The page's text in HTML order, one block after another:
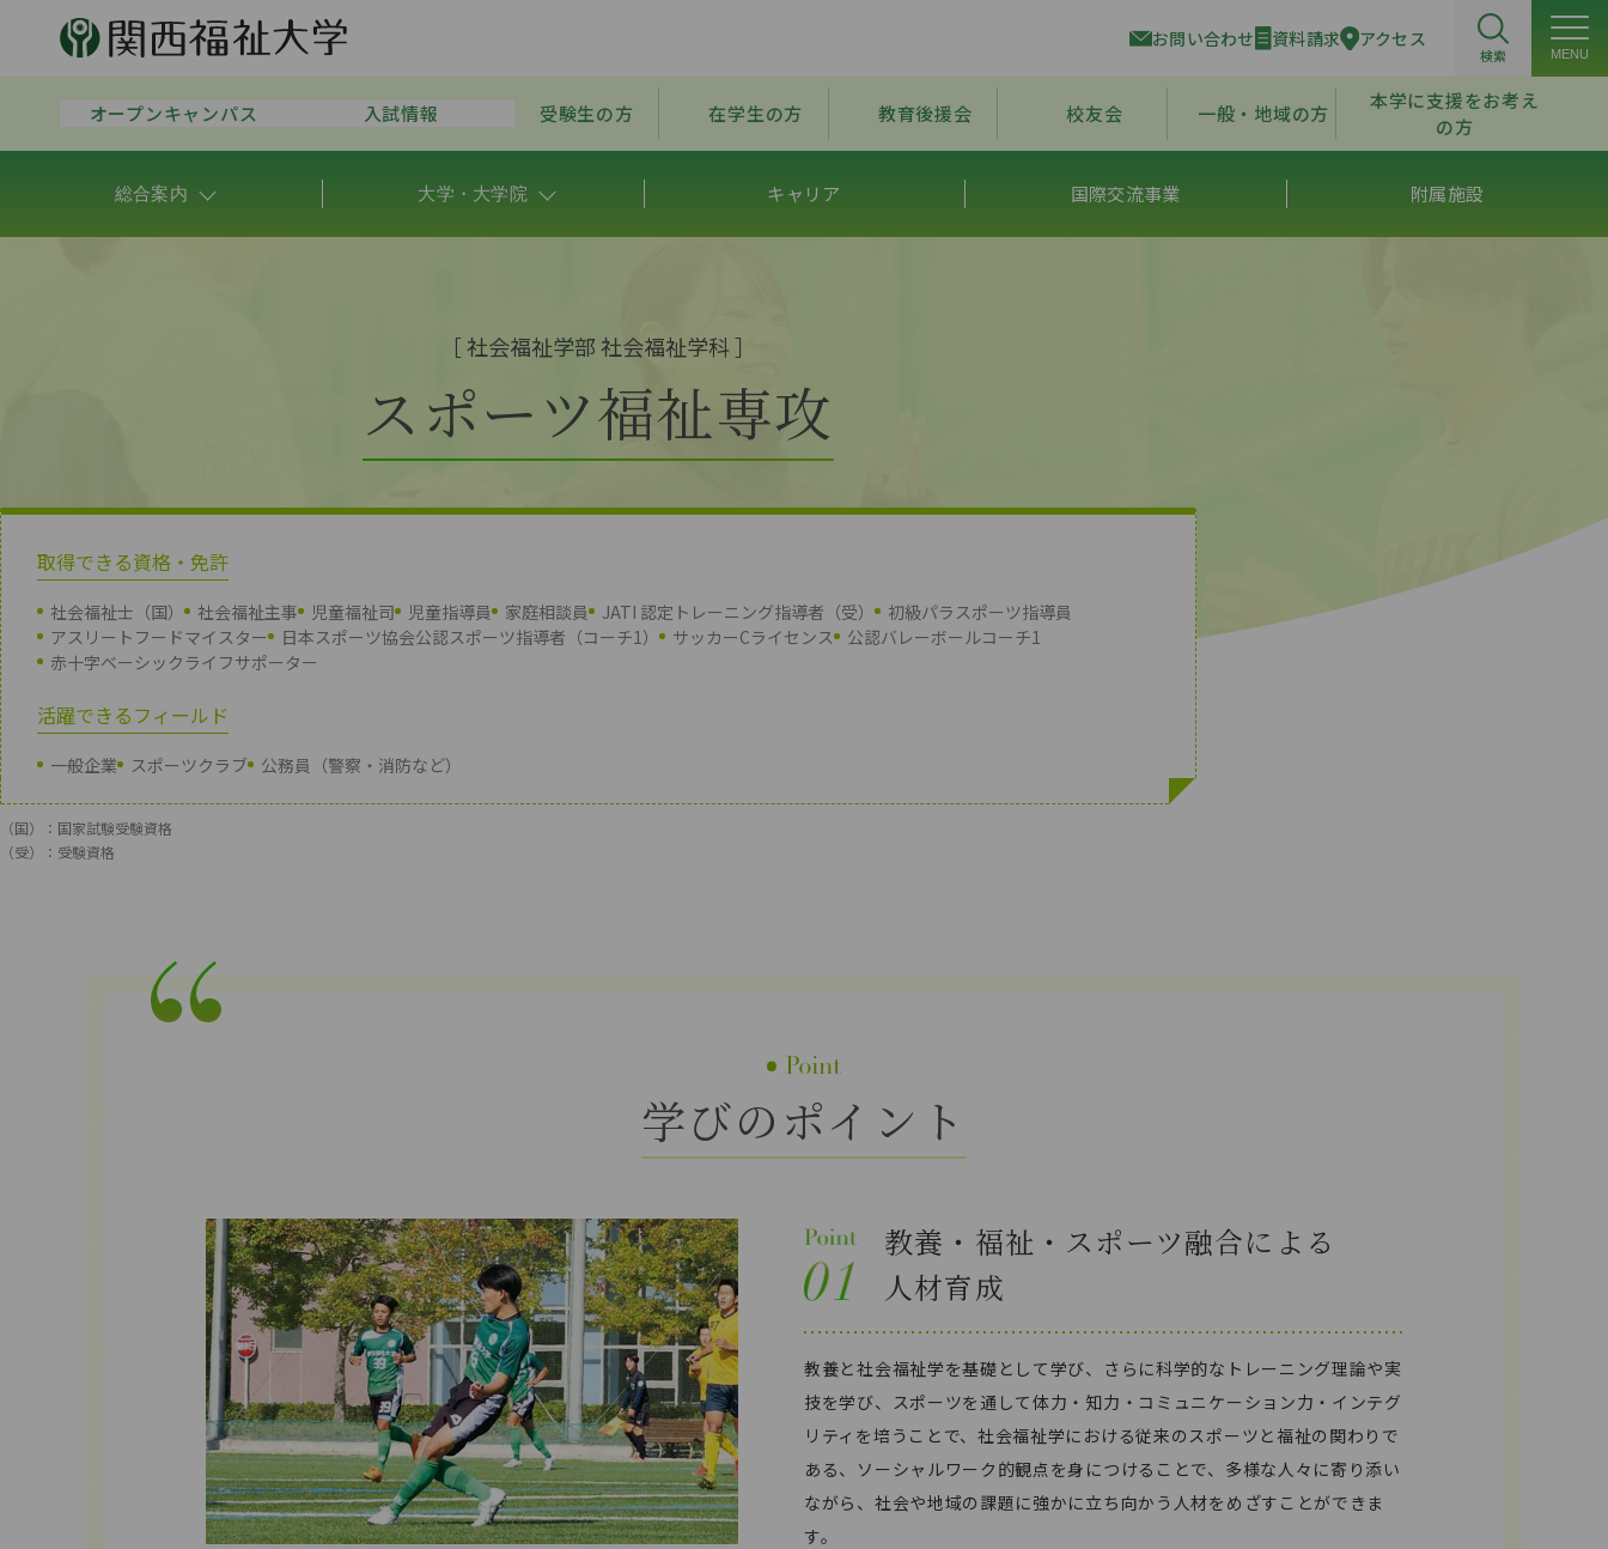
お問い合わせ 資料請求 アクセス
検索 MENU
オープンキャンパス 入試情報 受験生の方 在学生の方 教育後援会 校友会 一般・地域の方
本学に支援をお考え
の方
総合案内 大学・大学院 キャリア 国際交流事業 附属施設
［社会福祉学部 社会福祉学科］
スポーツ福祉専攻
取得できる資格・免許
社会福祉士（国） 社会福祉主事 児童福祉司 児童指導員 家庭相談員 JATI 認定トレーニング指導者（受）
初級パラスポーツ指導員
アスリートフードマイスター
日本スポーツ協会公認スポーツ指導者（コーチ1） サッカーCライセンス
公認バレーボールコーチ1
赤十字ベーシックライフサポーター
活躍できるフィールド
一般企業 スポーツクラブ 公務員（警察・消防など）
（国）：国家試験受験資格
（受）：受験資格
学びのポイント
教養・福祉・スポーツ融合による
人材育成
教養と社会福祉学を基礎として学び、さらに科学的なトレーニング理論や実
技を学び、スポーツを通して体力・知力・コミュニケーション力・インテグ
リティを培うことで、社会福祉学における従来のスポーツと福祉の関わりで
ある、ソーシャルワーク的観点を身につけることで、多様な人々に寄り添い
ながら、社会や地域の課題に強かに立ち向かう人材をめざすことができま
す。